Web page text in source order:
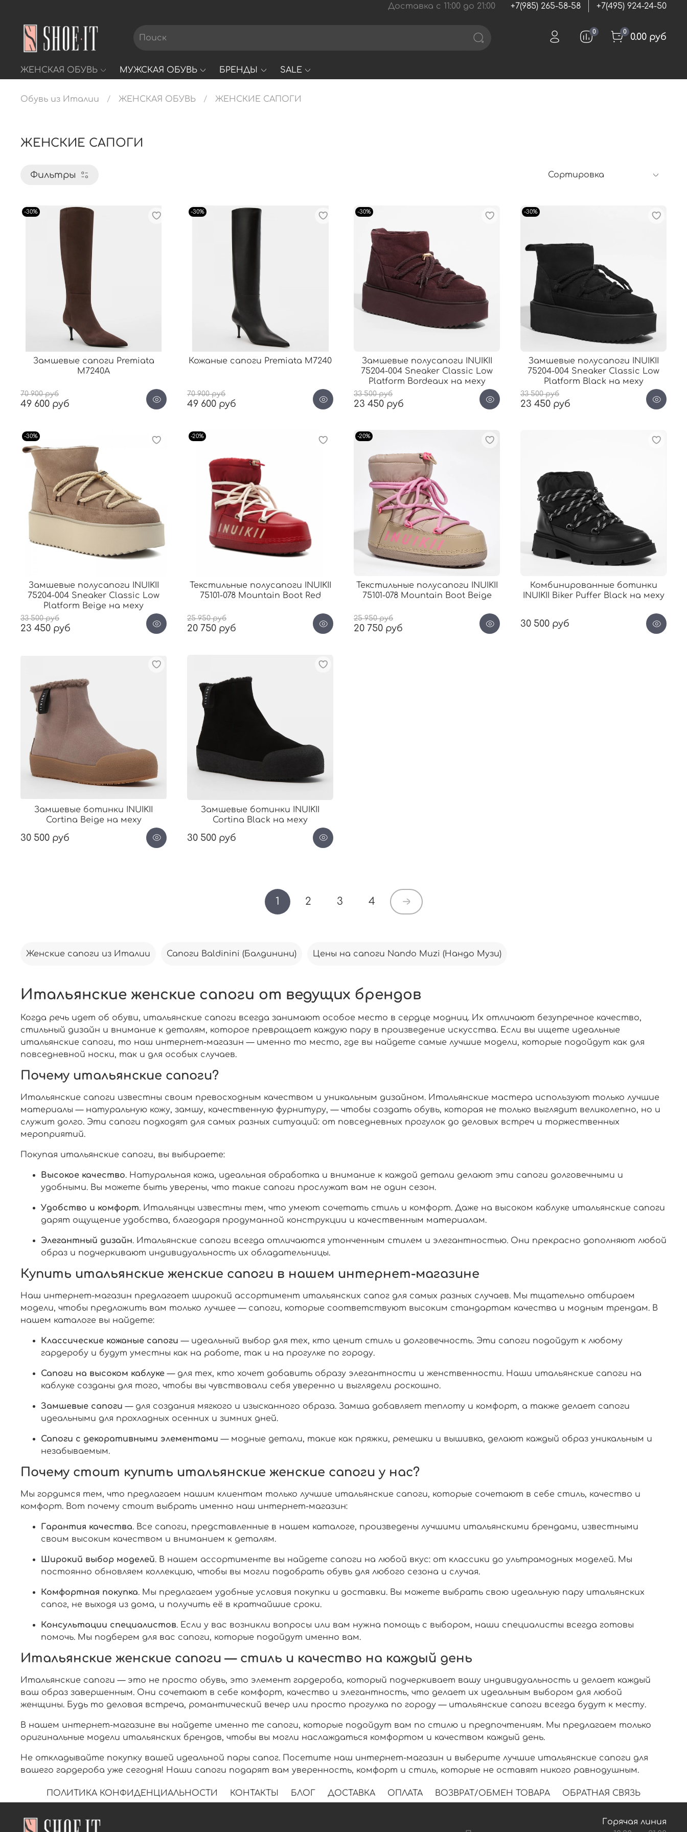
Доставка с 11:00 до 21:00 +7(985) 265-58-58 +7(495) 924-24-50
0 0 0.00 руб
ЖЕНСКАЯ ОБУВЬ МУЖСКАЯ ОБУВЬ БРЕНДЫ SALE
Обувь из Италии ЖЕНСКАЯ ОБУВЬ ЖЕНСКИЕ САПОГИ
ЖЕНСКИЕ САПОГИ
Фильтры
-30%
Замшевые сапоги Premiata
М7240А
70 900 руб
49 600 руб
-30%
Кожаные сапоги Premiata М7240
70 900 руб
49 600 руб
-30%
Замшевые полусапоги INUIKII
75204-004 Sneaker Classic Low
Platform Bordeaux на меху
33 500 руб
23 450 руб
-30%
Замшевые полусапоги INUIKII
75204-004 Sneaker Classic Low
Platform Black на меху
33 500 руб
23 450 руб
-30%
Замшевые полусапоги INUIKII
75204-004 Sneaker Classic Low
Platform Beige на меху
33 500 руб
23 450 руб
-20%
Текстильные полусапоги INUIKII
75101-078 Mountain Boot Red
25 950 руб
20 750 руб
-20%
Текстильные полусапоги INUIKII
75101-078 Mountain Boot Beige
25 950 руб
20 750 руб
Комбинированные ботинки
INUIKII Biker Puffer Black на меху
30 500 руб
Замшевые ботинки INUIKII
Cortina Beige на меху
30 500 руб
Замшевые ботинки INUIKII
Cortina Black на меху
30 500 руб
1 2 3 4
Женские сапоги из Италии Сапоги Baldinini (Балдинини) Цены на сапоги Nando Muzi (Нандо Музи)
Итальянские женские сапоги от ведущих брендов
Когда речь идет об обуви, итальянские сапоги всегда занимают особое место в сердце модниц. Их отличают безупречное качество,
стильный дизайн и внимание к деталям, которое превращает каждую пару в произведение искусства. Если вы ищете идеальные
итальянские сапоги, то наш интернет-магазин — именно то место, где вы найдете самые лучшие модели, которые подойдут как для
повседневной носки, так и для особых случаев.
Почему итальянские сапоги?
Итальянские сапоги известны своим превосходным качеством и уникальным дизайном. Итальянские мастера используют только лучшие
материалы — натуральную кожу, замшу, качественную фурнитуру, — чтобы создать обувь, которая не только выглядит великолепно, но и
служит долго. Эти сапоги подходят для самых разных ситуаций: от повседневных прогулок до деловых встреч и торжественных
мероприятий.
Покупая итальянские сапоги, вы выбираете:
Высокое качество. Натуральная кожа, идеальная обработка и внимание к каждой детали делают эти сапоги долговечными и
удобными. Вы можете быть уверены, что такие сапоги прослужат вам не один сезон.
Удобство и комфорт. Итальянцы известны тем, что умеют сочетать стиль и комфорт. Даже на высоком каблуке итальянские сапоги
дарят ощущение удобства, благодаря продуманной конструкции и качественным материалам.
Элегантный дизайн. Итальянские сапоги всегда отличаются утонченным стилем и элегантностью. Они прекрасно дополняют любой
образ и подчеркивают индивидуальность их обладательницы.
Купить итальянские женские сапоги в нашем интернет-магазине
Наш интернет-магазин предлагает широкий ассортимент итальянских сапог для самых разных случаев. Мы тщательно отбираем
модели, чтобы предложить вам только лучшее — сапоги, которые соответствуют высоким стандартам качества и модным трендам. В
нашем каталоге вы найдете:
Классические кожаные сапоги — идеальный выбор для тех, кто ценит стиль и долговечность. Эти сапоги подойдут к любому
гардеробу и будут уместны как на работе, так и на прогулке по городу.
Сапоги на высоком каблуке — для тех, кто хочет добавить образу элегантности и женственности. Наши итальянские сапоги на
каблуке созданы для того, чтобы вы чувствовали себя уверенно и выглядели роскошно.
Замшевые сапоги — для создания мягкого и изысканного образа. Замша добавляет теплоту и комфорт, а также делает сапоги
идеальными для прохладных осенних и зимних дней.
Сапоги с декоративными элементами — модные детали, такие как пряжки, ремешки и вышивка, делают каждый образ уникальным и
незабываемым.
Почему стоит купить итальянские женские сапоги у нас?
Мы гордимся тем, что предлагаем нашим клиентам только лучшие итальянские сапоги, которые сочетают в себе стиль, качество и
комфорт. Вот почему стоит выбрать именно наш интернет-магазин:
Гарантия качества. Все сапоги, представленные в нашем каталоге, произведены лучшими итальянскими брендами, известными
своим высоким качеством и вниманием к деталям.
Широкий выбор моделей. В нашем ассортименте вы найдете сапоги на любой вкус: от классики до ультрамодных моделей. Мы
постоянно обновляем коллекцию, чтобы вы могли подобрать обувь для любого сезона и случая.
Комфортная покупка. Мы предлагаем удобные условия покупки и доставки. Вы можете выбрать свою идеальную пару итальянских
сапог, не выходя из дома, и получить её в кратчайшие сроки.
Консультации специалистов. Если у вас возникли вопросы или вам нужна помощь с выбором, наши специалисты всегда готовы
помочь. Мы подберем для вас сапоги, которые подойдут именно вам.
Итальянские женские сапоги — стиль и качество на каждый день
Итальянские сапоги — это не просто обувь, это элемент гардероба, который подчеркивает вашу индивидуальность и делает каждый
ваш образ завершенным. Они сочетают в себе комфорт, качество и элегантность, что делает их идеальным выбором для любой
женщины. Будь то деловая встреча, романтический вечер или просто прогулка по городу — итальянские сапоги всегда будут к месту.
В нашем интернет-магазине вы найдете именно те сапоги, которые подойдут вам по стилю и предпочтениям. Мы предлагаем только
оригинальные модели итальянских брендов, чтобы вы могли наслаждаться комфортом и качеством каждый день.
Не откладывайте покупку вашей идеальной пары сапог. Посетите наш интернет-магазин и выберите лучшие итальянские сапоги для
вашего гардероба уже сегодня! Наши сапоги подарят вам уверенность, комфорт и стиль, которые не оставят никого равнодушным.
ПОЛИТИКА КОНФИДЕНЦИАЛЬНОСТИ КОНТАКТЫ БЛОГ ДОСТАВКА ОПЛАТА ВОЗВРАТ/ОБМЕН ТОВАРА ОБРАТНАЯ СВЯЗЬ
Горячая линия